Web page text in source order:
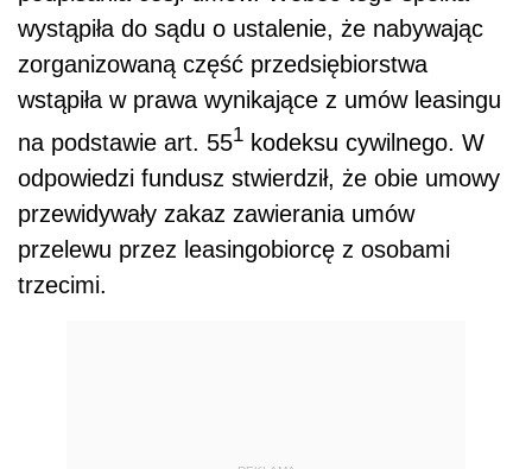
wystąpiła do sądu o ustalenie, że nabywając
zorganizowaną część przedsiębiorstwa
wstąpiła w prawa wynikające z umów leasingu
na podstawie art. 551 kodeksu cywilnego. W
odpowiedzi fundusz stwierdził, że obie umowy
przewidywały zakaz zawierania umów
przelewu przez leasingobiorcę z osobami
trzecimi.